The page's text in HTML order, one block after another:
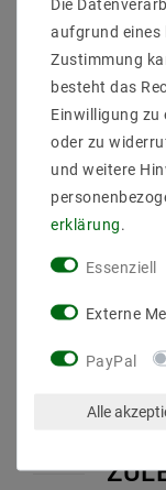
Schutzart: IP20
Laenge_mm:
Breite_mm:
Gewicht:(KG) 0,9
Leistung: 5
aufgrund eines
Zustimmung
besteht das
Einwilligung zu
oder zu
und weitere
erklärung
Essenziell
Externe
PayPal
Alle